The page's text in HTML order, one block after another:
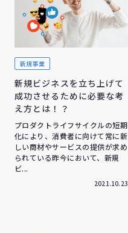
新規事業
新規ビジネスを立ち上げて
成功させるために必要な考
え方とは！？
プロダクトライフサイクルの短期
化により、消費者に向けて常に新
しい商材やサービスの提供が求め
られている昨今において、新規
ビ...
2021.10.23